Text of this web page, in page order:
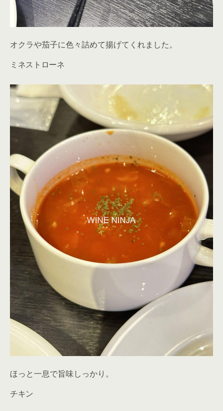
オクラや茄子に色々詰めて揚げてくれました。
ミネストローネ
ほっと一息で旨味しっかり。
チキン